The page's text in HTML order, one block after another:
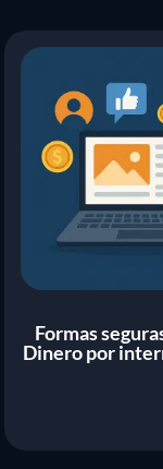
Formas
Dinero por